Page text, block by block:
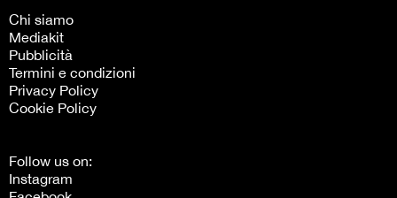
Chi siamo
Mediakit
Pubblicità
Termini e condizioni
Privacy Policy
Cookie Policy
Follow us on:
Instagram